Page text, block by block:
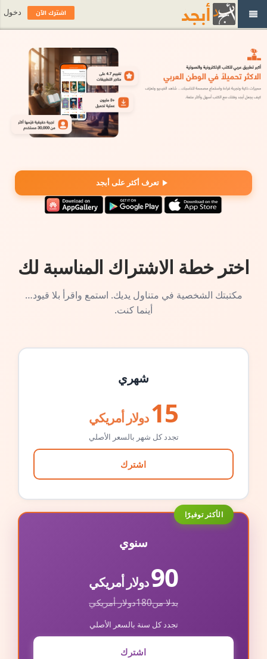
تعرف أكثر على أبجد
اختر خطة الاشتراك المناسبة لك
مكتبتك الشخصية في متناول يديك. استمع واقرأ بلا قيود…
أينما كنت.
شهري
15 دولار أمريكي
تجدد كل شهر بالسعر الأصلي
اشترك
الأكثر توفيرًا
سنوي
90دولار أمريكي
بدلا من180دولار أمريكي
تجدد كل سنة بالسعر الأصلي
اشترك
اشترك الآن دخول